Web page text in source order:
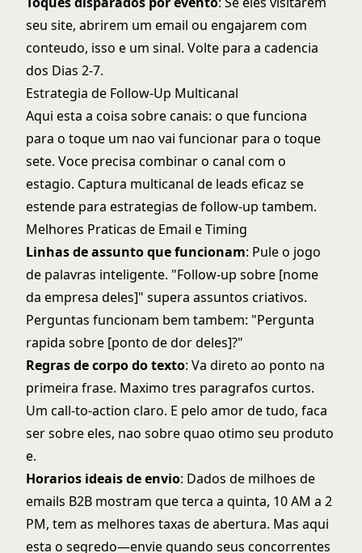
seu site, abrirem um email ou engajarem com
conteudo, isso e um sinal. Volte para a cadencia
dos Dias 2-7.
Estrategia de Follow-Up Multicanal
Aqui esta a coisa sobre canais: o que funciona
para o toque um nao vai funcionar para o toque
sete. Voce precisa combinar o canal com o
estagio. Captura multicanal de leads eficaz se
estende para estrategias de follow-up tambem.
Melhores Praticas de Email e Timing
Linhas de assunto que funcionam: Pule o jogo
de palavras inteligente. "Follow-up sobre [nome
da empresa deles]" supera assuntos criativos.
Perguntas funcionam bem tambem: "Pergunta
rapida sobre [ponto de dor deles]?"
Regras de corpo do texto: Va direto ao ponto na
primeira frase. Maximo tres paragrafos curtos.
Um call-to-action claro. E pelo amor de tudo, faca
ser sobre eles, nao sobre quao otimo seu produto
e.
Horarios ideais de envio: Dados de milhoes de
emails B2B mostram que terca a quinta, 10 AM a 2
PM, tem as melhores taxas de abertura. Mas aqui
esta o segredo—envie quando seus concorrentes